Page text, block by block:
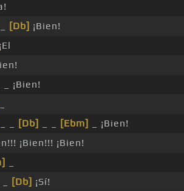
[Db] ¡Bien!
¡El
_ ¡Bien!
[Db] [Ebm]
_ ¡Bien!
¡Bien!!! ¡Bien!
[Db] ¡Sí!